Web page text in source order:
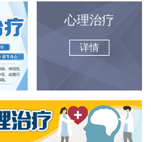
心理治疗
详情